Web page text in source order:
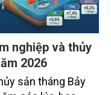
nghiệp và thủy
2026
sản tháng Bảy